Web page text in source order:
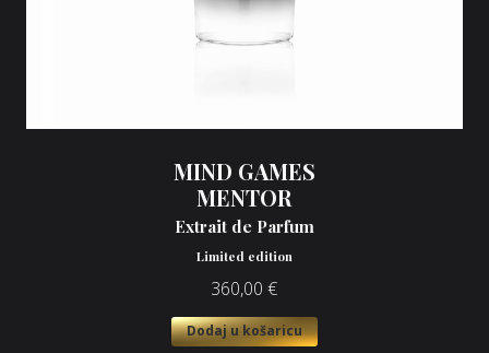
MIND GAMES
MENTOR
Extrait de Parfum
Limited edition
360,00 €
Dodaj u košaricu